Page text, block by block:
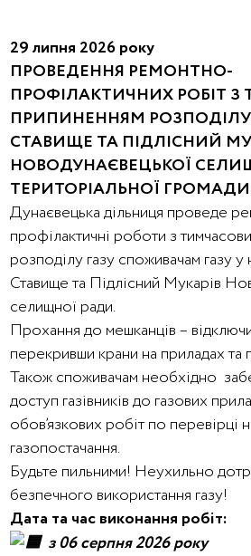
29 липня 2026 року
ПРОВЕДЕННЯ РЕМОНТНО-
ПРОФІЛАКТИЧНИХ РОБІТ
ПРИПИНЕННЯМ РОЗПОДІЛУ
СТАВИЩЕ ТА ПІДЛІСНИЙ
НОВОДУНАЄВЕЦЬКОЇ
ТЕРИТОРІАЛЬНОЇ ГРОМАДИ
Дунаєвецька дільниця проведе
профілактичні роботи з
розподілу газу споживачам газу
Ставище та Підлісний Мукарів
селищної ради.
Прохання до мешканців –
перекривши крани на приладах та
Також споживачам необхідно
доступ газівників до газових
обов’язкових робіт по перевірці
газопостачання.
Будьте пильними! Неухильно
безпечного використання газу!
Дата та час виконання робіт:
з 06 серпня 2026 року